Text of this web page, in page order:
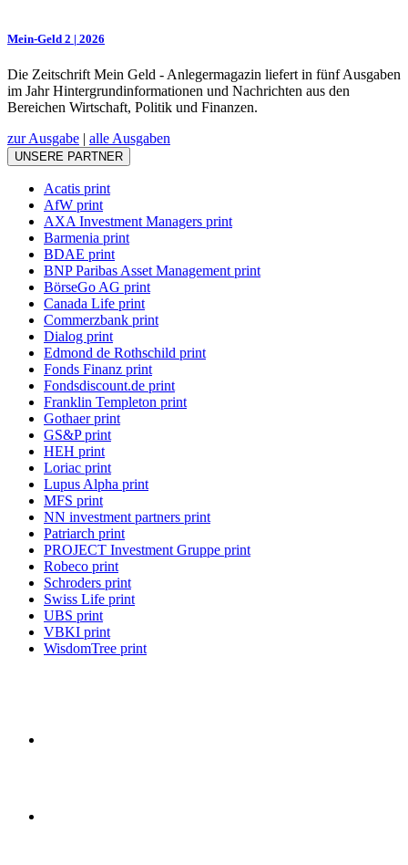
Mein-Geld 2 | 2026
Die Zeitschrift Mein Geld - Anlegermagazin liefert in fünf Ausgaben
im Jahr Hintergrundinformationen und Nachrichten aus den
Bereichen Wirtschaft, Politik und Finanzen.
zur Ausgabe | alle Ausgaben
UNSERE PARTNER
Acatis print
AfW print
AXA Investment Managers print
Barmenia print
BDAE print
BNP Paribas Asset Management print
BörseGo AG print
Canada Life print
Commerzbank print
Dialog print
Edmond de Rothschild print
Fonds Finanz print
Fondsdiscount.de print
Franklin Templeton print
Gothaer print
GS&P print
HEH print
Loriac print
Lupus Alpha print
MFS print
NN investment partners print
Patriarch print
PROJECT Investment Gruppe print
Robeco print
Schroders print
Swiss Life print
UBS print
VBKI print
WisdomTree print